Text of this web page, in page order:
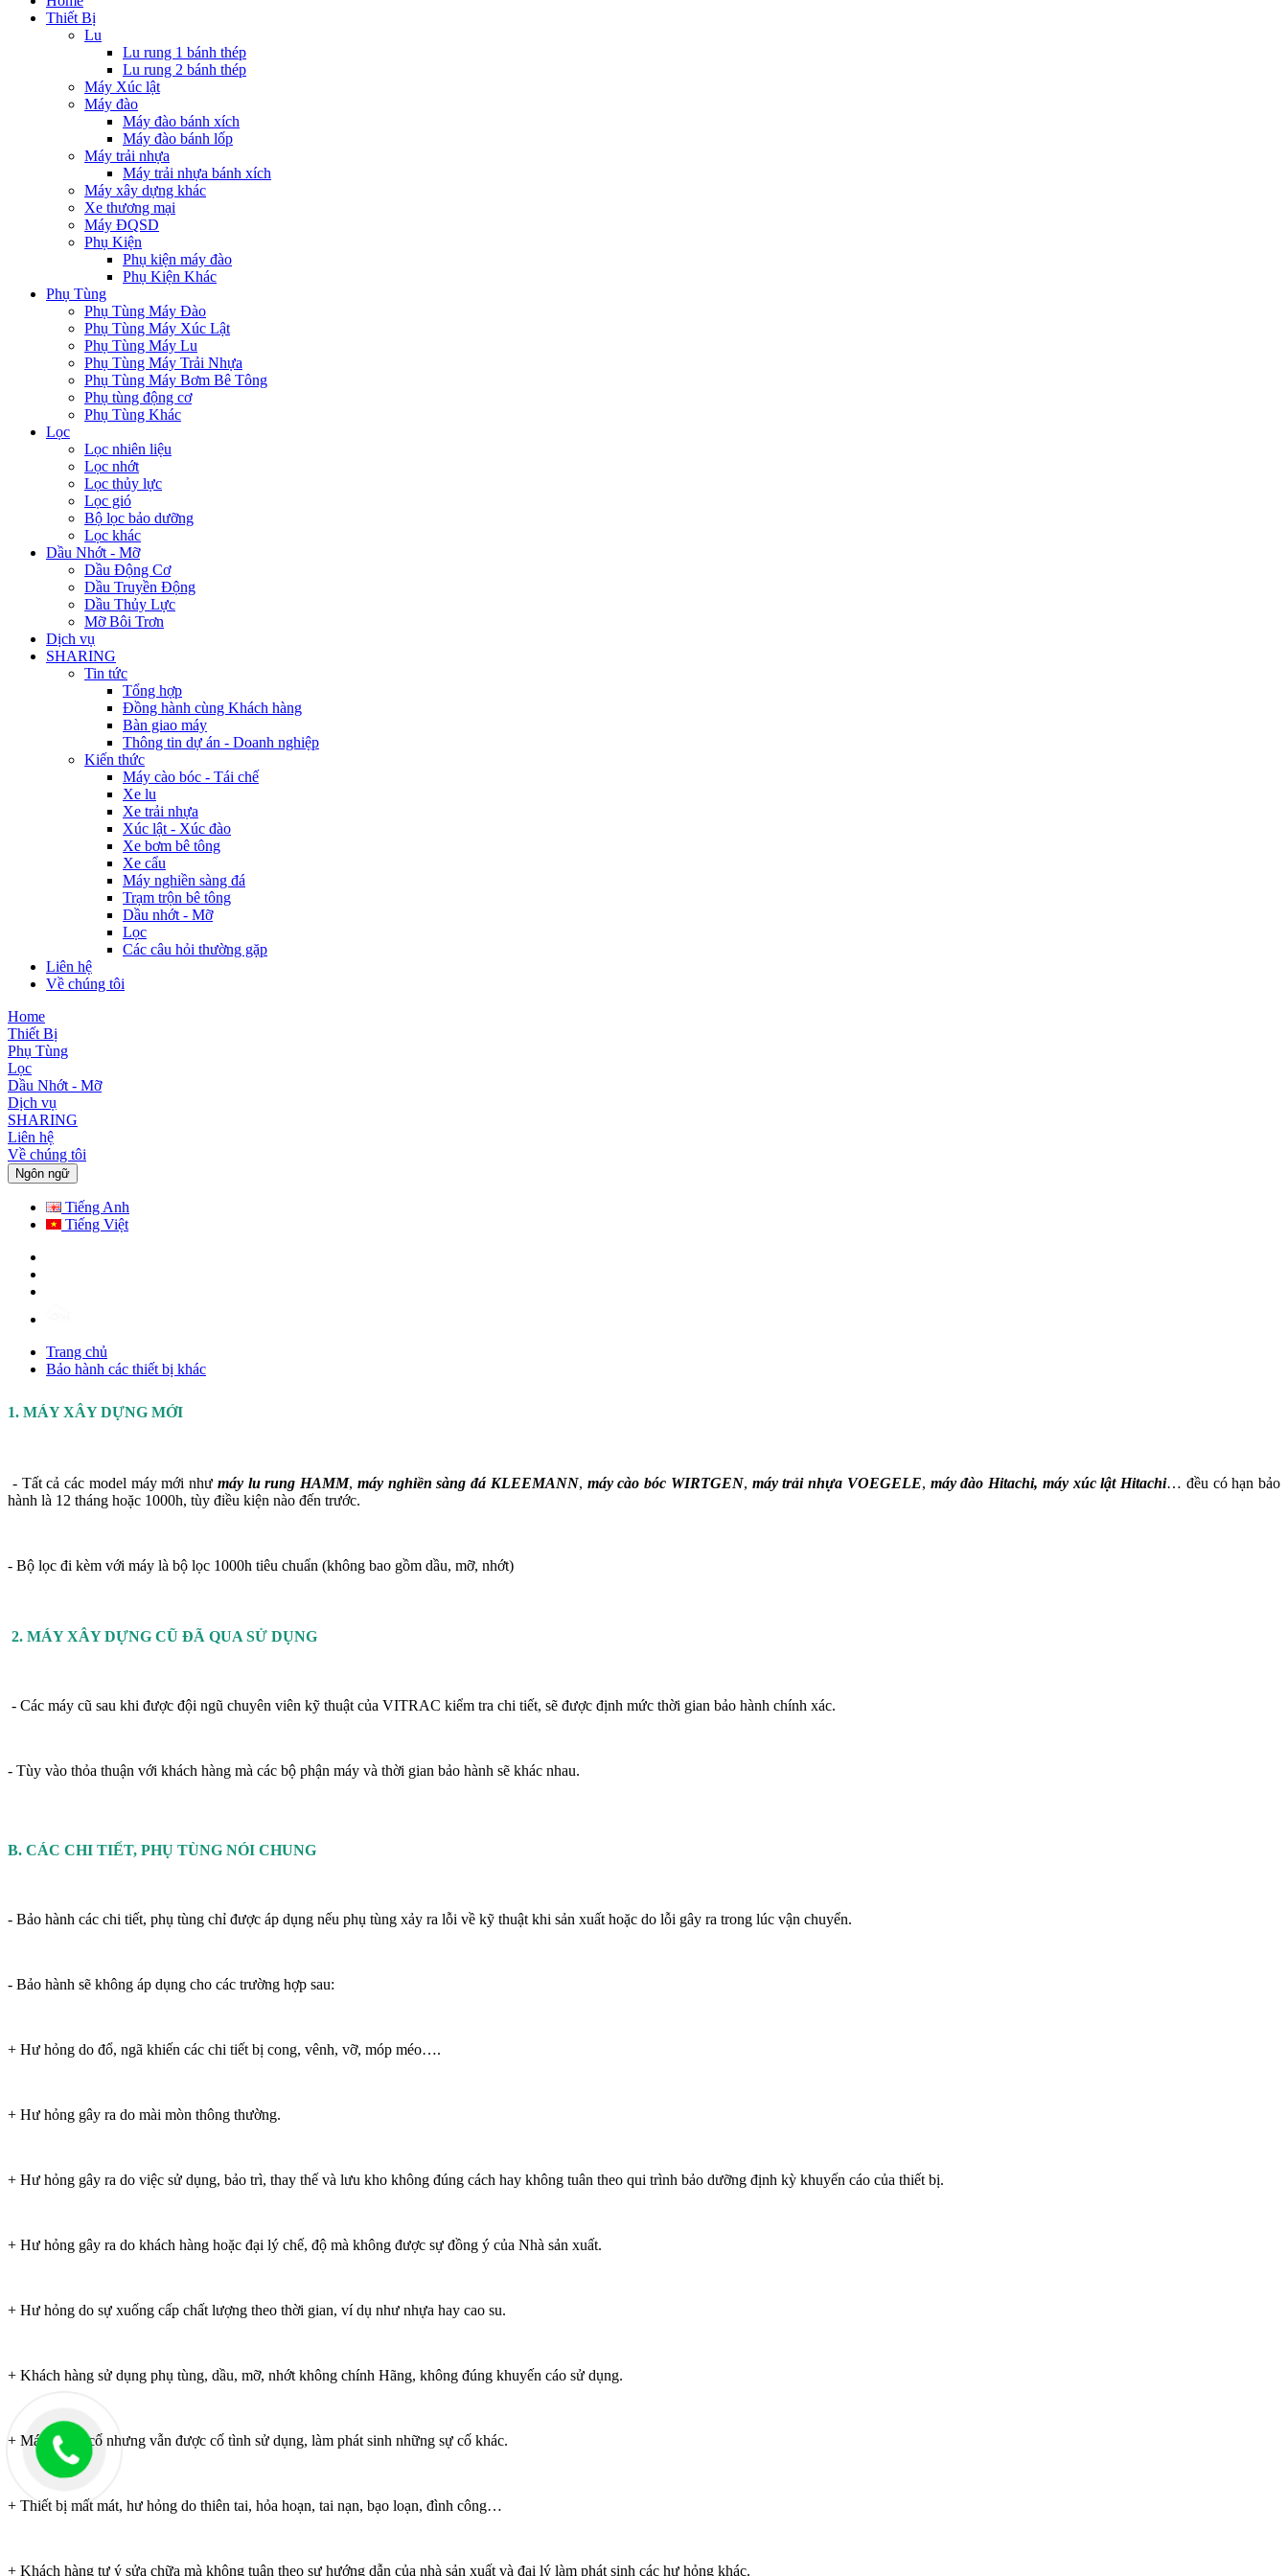
Thiết Bị
Lu
Lu rung 1 bánh thép
Lu rung 2 bánh thép
Máy Xúc lật
Máy đào
Máy đào bánh xích
Máy đào bánh lốp
Máy trải nhựa
Máy trải nhựa bánh xích
Máy xây dựng khác
Xe thương mại
Máy ĐQSD
Phụ Kiện
Phụ kiện máy đào
Phụ Kiện Khác
Phụ Tùng
Phụ Tùng Máy Đào
Phụ Tùng Máy Xúc Lật
Phụ Tùng Máy Lu
Phụ Tùng Máy Trải Nhựa
Phụ Tùng Máy Bơm Bê Tông
Phụ tùng động cơ
Phụ Tùng Khác
Lọc
Lọc nhiên liệu
Lọc nhớt
Lọc thủy lực
Lọc gió
Bộ lọc bảo dưỡng
Lọc khác
Dầu Nhớt - Mỡ
Dầu Động Cơ
Dầu Truyền Động
Dầu Thủy Lực
Mỡ Bôi Trơn
Dịch vụ
SHARING
Tin tức
Tổng hợp
Đồng hành cùng Khách hàng
Bàn giao máy
Thông tin dự án - Doanh nghiệp
Kiến thức
Máy cào bóc - Tái chế
Xe lu
Xe trải nhựa
Xúc lật - Xúc đào
Xe bơm bê tông
Xe cẩu
Máy nghiền sàng đá
Trạm trộn bê tông
Dầu nhớt - Mỡ
Lọc
Các câu hỏi thường gặp
Liên hệ
Về chúng tôi
Home
Thiết Bị
Phụ Tùng
Lọc
Dầu Nhớt - Mỡ
Dịch vụ
SHARING
Liên hệ
Về chúng tôi
Ngôn ngữ
Tiếng Anh
Tiếng Việt
Trang chủ
Bảo hành các thiết bị khác
1. MÁY XÂY DỰNG MỚI
- Tất cả các model máy mới như máy lu rung HAMM, máy nghiền sàng đá KLEEMANN, máy cào bóc WIRTGEN, máy trải nhựa VOEGELE, máy đào Hitachi, máy xúc lật Hitachi… đều có hạn bảo
hành là 12 tháng hoặc 1000h, tùy điều kiện nào đến trước.
- Bộ lọc đi kèm với máy là bộ lọc 1000h tiêu chuẩn (không bao gồm dầu, mỡ, nhớt)
2. MÁY XÂY DỰNG CŨ ĐÃ QUA SỬ DỤNG
- Các máy cũ sau khi được đội ngũ chuyên viên kỹ thuật của VITRAC kiểm tra chi tiết, sẽ được định mức thời gian bảo hành chính xác.
- Tùy vào thỏa thuận với khách hàng mà các bộ phận máy và thời gian bảo hành sẽ khác nhau.
B. CÁC CHI TIẾT, PHỤ TÙNG NÓI CHUNG
- Bảo hành các chi tiết, phụ tùng chỉ được áp dụng nếu phụ tùng xảy ra lỗi về kỹ thuật khi sản xuất hoặc do lỗi gây ra trong lúc vận chuyển.
- Bảo hành sẽ không áp dụng cho các trường hợp sau:
+ Hư hỏng do đổ, ngã khiến các chi tiết bị cong, vênh, vỡ, móp méo….
+ Hư hỏng gây ra do mài mòn thông thường.
+ Hư hỏng gây ra do việc sử dụng, bảo trì, thay thế và lưu kho không đúng cách hay không tuân theo qui trình bảo dưỡng định kỳ khuyến cáo của thiết bị.
+ Hư hỏng gây ra do khách hàng hoặc đại lý chế, độ mà không được sự đồng ý của Nhà sản xuất.
+ Hư hỏng do sự xuống cấp chất lượng theo thời gian, ví dụ như nhựa hay cao su.
+ Khách hàng sử dụng phụ tùng, dầu, mỡ, nhớt không chính Hãng, không đúng khuyến cáo sử dụng.
+ Máy có sự cố nhưng vẫn được cố tình sử dụng, làm phát sinh những sự cố khác.
+ Thiết bị mất mát, hư hỏng do thiên tai, hỏa hoạn, tai nạn, bạo loạn, đình công…
+ Khách hàng tự ý sửa chữa mà không tuân theo sự hướng dẫn của nhà sản xuất và đại lý làm phát sinh các hư hỏng khác.